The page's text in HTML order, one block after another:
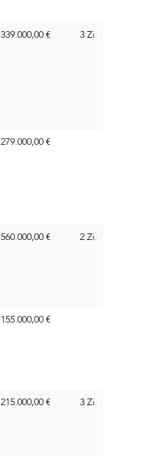
339.000,00€ 3 Zi.
279.000,00€
560.000,00€ 2 Zi.
155.000,00€
215.000,00€ 3 Zi.